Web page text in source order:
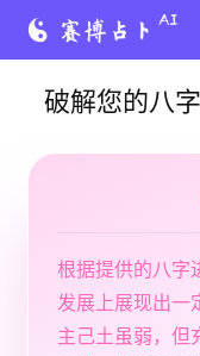
破解您的八
根据提供的八字
发展上展现出一
主己土虽弱，但